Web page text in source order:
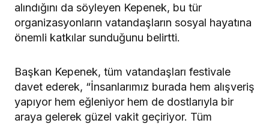
alındığını da söyleyen Kepenek, bu tür
organizasyonların vatandaşların sosyal hayatına
önemli katkılar sunduğunu belirtti.
Başkan Kepenek, tüm vatandaşları festivale
davet ederek, “İnsanlarımız burada hem alışveriş
yapıyor hem eğleniyor hem de dostlarıyla bir
araya gelerek güzel vakit geçiriyor. Tüm